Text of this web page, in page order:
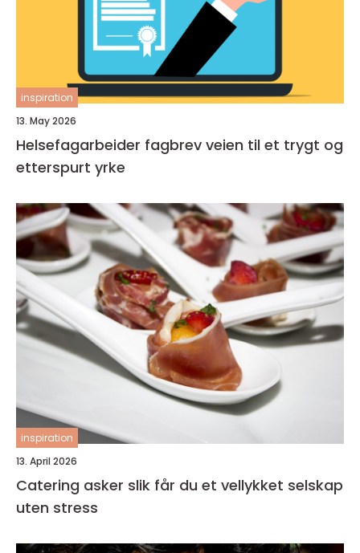
inspiration
13. May 2026
Helsefagarbeider fagbrev veien til et trygt og
etterspurt yrke
inspiration
13. April 2026
Catering asker slik får du et vellykket selskap
uten stress